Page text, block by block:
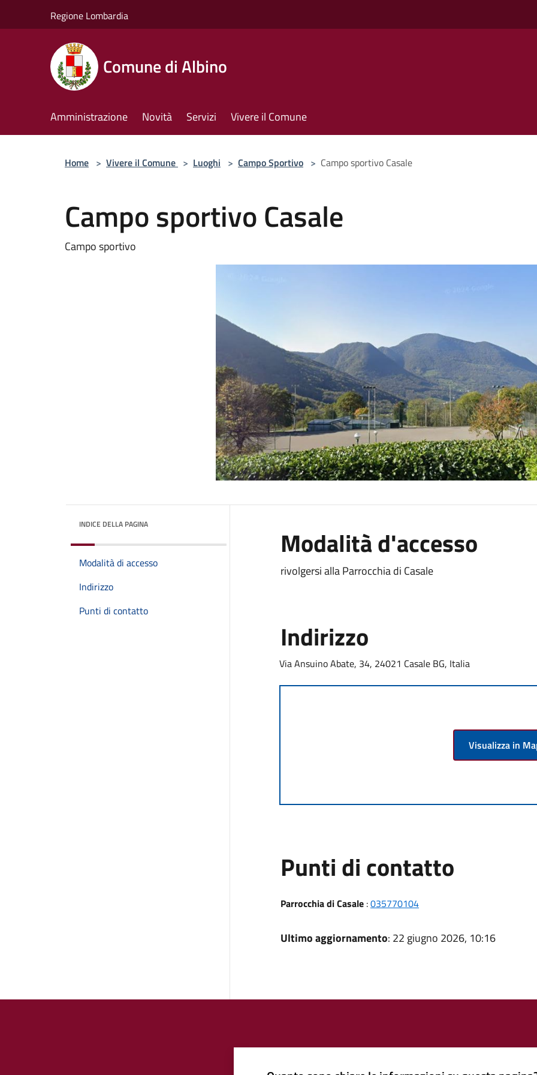
Regione Lombardia
Comune di Albino
Amministrazione Novità Servizi Vivere il Comune
Home > Vivere il Comune > Luoghi > Campo Sportivo > Campo sportivo Casale
Campo sportivo Casale
Campo sportivo
INDICE DELLA PAGINA
Modalità di accesso
Indirizzo
Punti di contatto
Modalità d'accesso
rivolgersi alla Parrocchia di Casale
Indirizzo
Via Ansuino Abate, 34, 24021 Casale BG, Italia
Visualizza in
Punti di contatto
Parrocchia di Casale:035770104
Ultimo aggiornamento: 22 giugno 2026, 10:16